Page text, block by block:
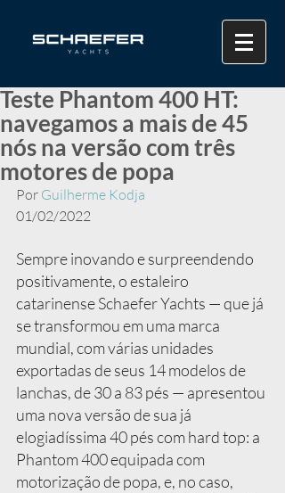
Teste Phantom 400 HT:
navegamos a mais de 45
nós na versão com três
motores de popa
Por Guilherme Kodja
01/02/2022
Sempre inovando e surpreendendo
positivamente, o estaleiro
catarinense Schaefer Yachts — que já
se transformou em uma marca
mundial, com várias unidades
exportadas de seus 14 modelos de
lanchas, de 30 a 83 pés — apresentou
uma nova versão de sua já
elogiadíssima 40 pés com hard top: a
Phantom 400 equipada com
motorização de popa, e, no caso,